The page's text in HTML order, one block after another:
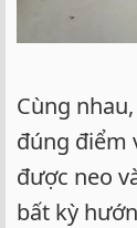
Cùng
đúng điểm
được neo
bất kỳ